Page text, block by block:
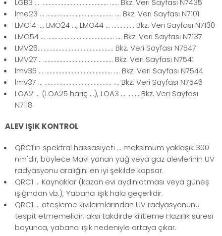
LGB3 ... ............................................. ...... Bkz. Veri Sayfası N7435
lme23 ... ............................................. .... Bkz. Veri Sayfası N7101
LMO14 ..., LMO24 ..., LMO44 ... ............... Bkz. Veri Sayfası N7130
LMO54 ... ............................................. .... Bkz. Veri Sayfası N7137
LMV26… ............................................... Bkz. Veri Sayfası N7547
LMV27… ............................................... Bkz. Veri Sayfası N7541
lmv36 ... ............................................. .... Bkz. Veri Sayfası N7544
lmv37 ... ............................................. .... Bkz. Veri Sayfası N7546
LOA2 ... (LOA25 hariç ...), LOA3 ... ........ Bkz. Veri Sayfası
N7118
ALEV IŞIK KONTROL
QRC1'in spektral hassasiyeti ... maksimum yaklaşık 300
nm'dir, böylece Mavi yanan yağ veya gaz alevlerinin UV
radyasyonu aralığını en iyi şekilde kapsar.
QRC1 ... Kaynaklar (kazan evi aydınlatması veya güneş
ışığından vb.), Yabancı ışık hala geçerlidir.
QRC1 ... ateşleme kıvılcımlarından UV radyasyonunu
tespit etmemelidir, aksi takdirde kilitleme Hazırlık süresi
boyunca, yabancı ışık nedeniyle ortaya çıkar.